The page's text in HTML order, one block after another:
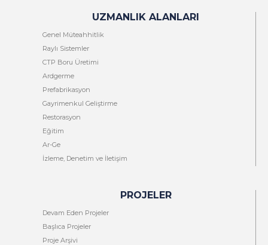
UZMANLIK ALANLARI
Genel Müteahhitlik
Raylı Sistemler
CTP Boru Üretimi
Ardgerme
Prefabrikasyon
Gayrimenkul Geliştirme
Restorasyon
Eğitim
Ar-Ge
İzleme, Denetim ve İletişim
PROJELER
Devam Eden Projeler
Başlıca Projeler
Proje Arşivi